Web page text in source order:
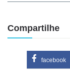
Compartilhe
facebook